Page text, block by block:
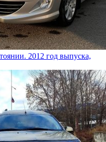
2012 год выпуска,